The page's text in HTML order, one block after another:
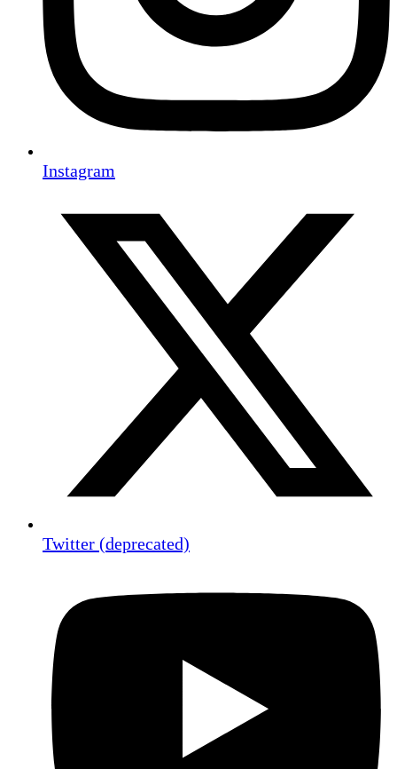
Instagram
Twitter (deprecated)